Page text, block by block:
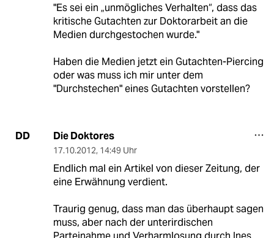
"Es sei ein „unmögliches Verhalten“, dass das
kritische Gutachten zur Doktorarbeit an die
Medien durchgestochen wurde."
Haben die Medien jetzt ein Gutachten-Piercing
oder was muss ich mir unter dem
"Durchstechen" eines Gutachten vorstellen?
DD Die Doktores
17.10.2012, 14:49 Uhr
Endlich mal ein Artikel von dieser Zeitung, der
eine Erwähnung verdient.
Traurig genug, dass man das überhaupt sagen
muss, aber nach der unterirdischen